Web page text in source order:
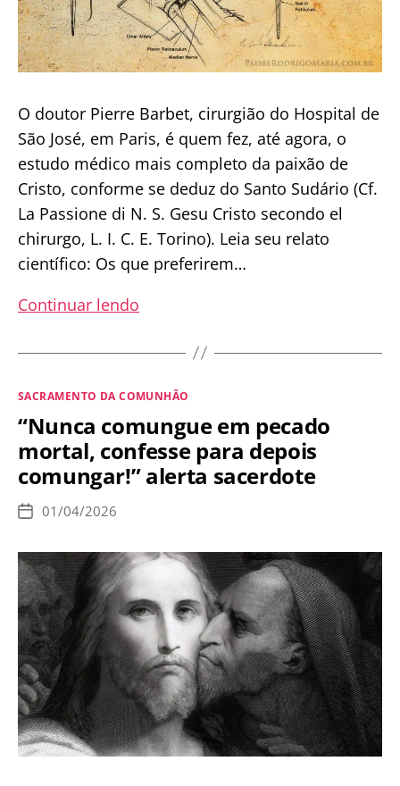
O doutor Pierre Barbet, cirurgião do Hospital de
São José, em Paris, é quem fez, até agora, o
estudo médico mais completo da paixão de
Cristo, conforme se deduz do Santo Sudário (Cf.
La Passione di N. S. Gesu Cristo secondo el
chirurgo, L. I. C. E. Torino). Leia seu relato
científico: Os que preferirem…
Continuar lendo
de
na
visão
de
um
Categorias
SACRAMENTO DA COMUNHÃO
“Nunca comungue em pecado
mortal, confesse para depois
comungar!” alerta sacerdote
Data
publicação
01/04/2026